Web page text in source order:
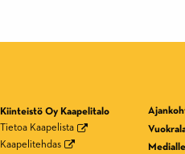
Kiinteistö Oy Kaapelitalo
Tietoa Kaapelista
Kaapelitehdas
Medialle